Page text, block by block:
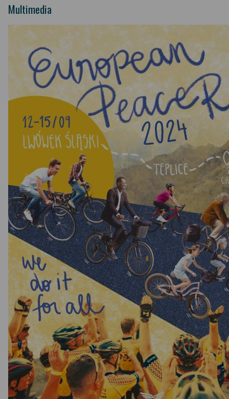
Multimedia